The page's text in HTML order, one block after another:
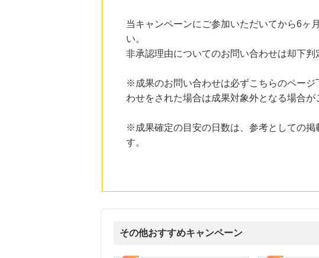
当キャンペーンにご参加いただいてから6ヶ
い。
非承認理由についてのお問い合わせは却下判
※成果のお問い合わせは必ずこちらのペー
わせをされた場合は成果対象外となる場合が
※成果確定の目安の日数は、参考としての掲
す。
その他おすすめキャンペーン